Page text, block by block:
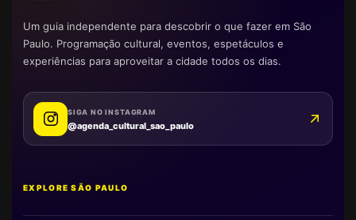
Um guia independente para descobrir o que fazer em São
Paulo. Programação cultural, eventos, espetáculos e
experiências para aproveitar a cidade todos os dias.
SIGA NO INSTAGRAM
@agenda_cultural_sao_paulo
EXPLORE SÃO PAULO